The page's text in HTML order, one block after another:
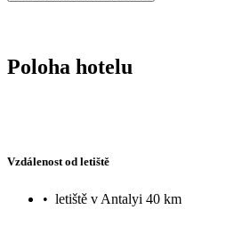
Poloha hotelu
Vzdálenost od letiště
• letiště v Antalyi 40 km